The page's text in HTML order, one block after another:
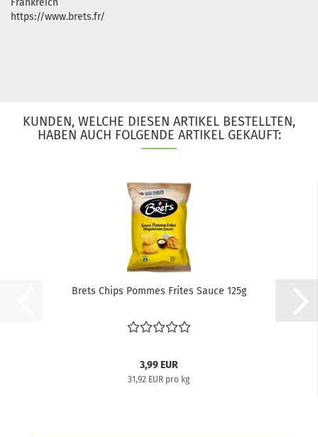
Frankreich
https://www.brets.fr/
KUNDEN, WELCHE DIESEN ARTIKEL BESTELLTEN,
HABEN AUCH FOLGENDE ARTIKEL GEKAUFT:
Brets Chips Pommes Frites Sauce 125g
3,99 EUR
31,92 EUR pro kg